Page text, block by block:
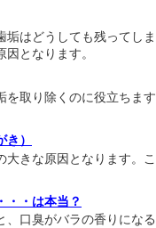
垢はどうしても残ってし
となります。
を取り除くのに役立ちま
）
きな原因となります。
・・は本当？
口臭がバラの香りにな